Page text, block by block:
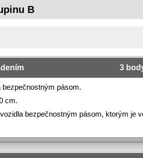
B
3
pásom.
cm.
bezpečnostným pásom, ktorým je